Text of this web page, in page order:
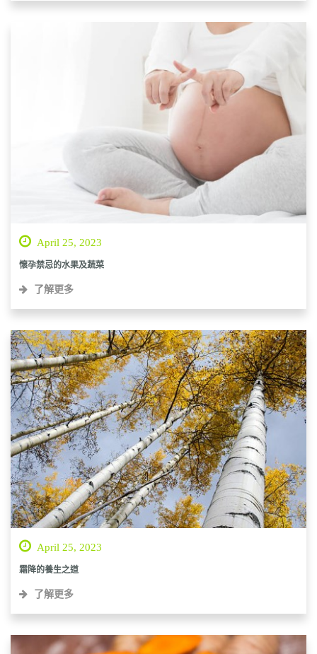
April 25, 2023
懷孕禁忌的水果及蔬菜
了解更多
April 25, 2023
霜降的養生之道
了解更多